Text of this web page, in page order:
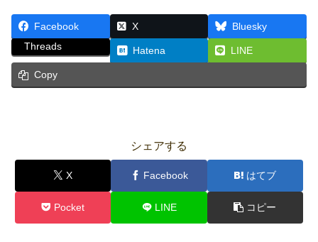
Facebook X
Bluesky
Threads
Hatena LINE
Copy
シェアする
X Facebook はてブ
Pocket LINE コピー